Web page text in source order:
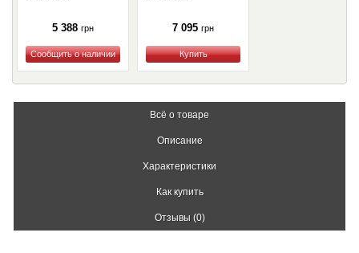
5 388 грн
Купить
7 095 грн
Купить
Всё о товаре
Описание
Характеристики
Как купить
Отзывы (0)